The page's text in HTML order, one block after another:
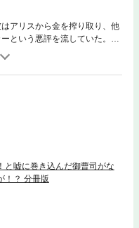
アリスから金を搾り取り、他
という悪評を流していた。騙
分は会社の御曹司・弓倉とおつ
弓倉がその言葉にのってき
開幕！小説家になろう発の有
と嘘に巻き込んだ御曹司がな
！？ 分冊版